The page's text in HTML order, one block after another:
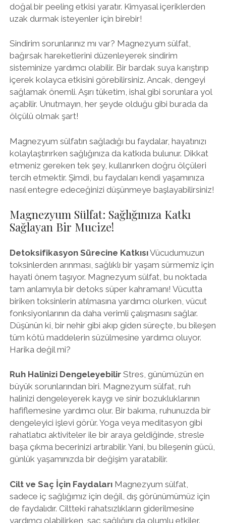
doğal bir peeling etkisi yaratır. Kimyasal içeriklerden
uzak durmak isteyenler için birebir!
Sindirim sorunlarınız mı var? Magnezyum sülfat,
bağırsak hareketlerini düzenleyerek sindirim
sisteminize yardımcı olabilir. Bir bardak suya karıştırıp
içerek kolayca etkisini görebilirsiniz. Ancak, dengeyi
sağlamak önemli. Aşırı tüketim, ishal gibi sorunlara yol
açabilir. Unutmayın, her şeyde olduğu gibi burada da
ölçülü olmak şart!
Magnezyum sülfatın sağladığı bu faydalar, hayatınızı
kolaylaştırırken sağlığınıza da katkıda bulunur. Dikkat
etmeniz gereken tek şey, kullanırken doğru ölçüleri
tercih etmektir. Şimdi, bu faydaları kendi yaşamınıza
nasıl entegre edeceğinizi düşünmeye başlayabilirsiniz!
Magnezyum Sülfat: Sağlığınıza Katkı
Sağlayan Bir Mucize!
Detoksifikasyon Sürecine KatkısıVücudumuzun
toksinlerden arınması, sağlıklı bir yaşam sürmemiz için
hayati önem taşıyor. Magnezyum sülfat, bu noktada
tam anlamıyla bir detoks süper kahramanı! Vücutta
biriken toksinlerin atılmasına yardımcı olurken, vücut
fonksiyonlarının da daha verimli çalışmasını sağlar.
Düşünün ki, bir nehir gibi akıp giden süreçte, bu bileşen
tüm kötü maddelerin süzülmesine yardımcı oluyor.
Harika değil mi?
Ruh Halinizi DengeleyebilirStres, günümüzün en
büyük sorunlarından biri. Magnezyum sülfat, ruh
halinizi dengeleyerek kaygı ve sinir bozukluklarının
hafiflemesine yardımcı olur. Bir bakıma, ruhunuzda bir
dengeleyici işlevi görür. Yoga veya meditasyon gibi
rahatlatıcı aktiviteler ile bir araya geldiğinde, stresle
başa çıkma becerinizi artırabilir. Yani, bu bileşenin gücü,
günlük yaşamınızda bir değişim yaratabilir.
Cilt ve Saç İçin FaydalarıMagnezyum sülfat,
sadece iç sağlığımız için değil, dış görünümümüz için
de faydalıdır. Ciltteki rahatsızlıkların giderilmesine
yardımcı olabilirken, saç sağlığını da olumlu etkiler.